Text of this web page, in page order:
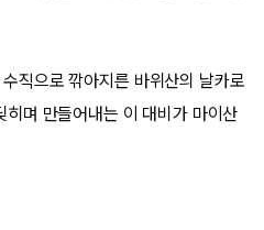
직으로 깎아지른 바위산의 날카로
며 만들어내는 이 대비가 마이산